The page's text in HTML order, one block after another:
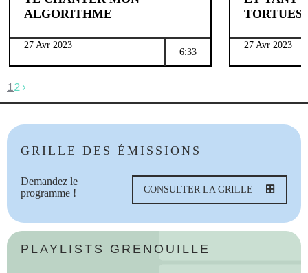
ALGORITHME
27 Avr 2023
6:33
TORTUES
27 Avr 2023
12 ›
GRILLE DES ÉMISSIONS
Demandez le
programme !
CONSULTER LA GRILLE
PLAYLISTS GRENOUILLE